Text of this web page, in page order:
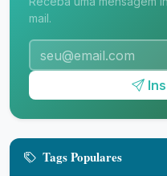
mail.
Tags Populares